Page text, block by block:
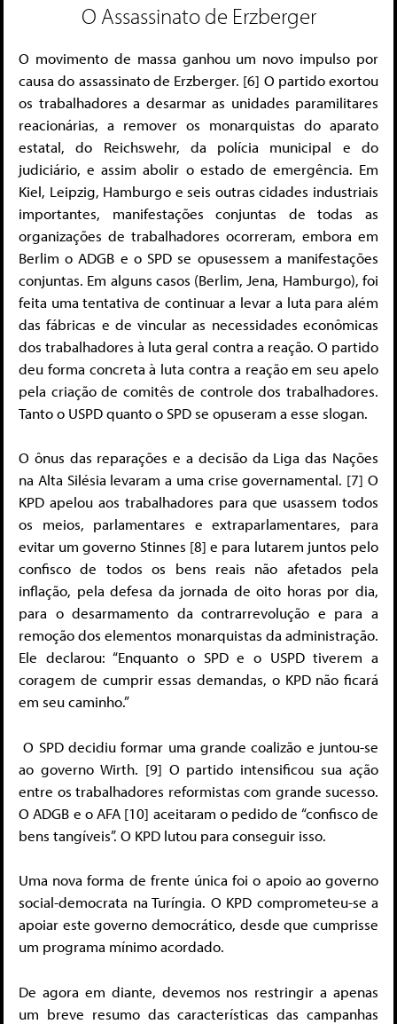
O Assassinato de Erzberger
O movimento de massa ganhou um novo impulso por
causa do assassinato de Erzberger. [6] O partido exortou
os trabalhadores a desarmar as unidades paramilitares
reacionárias, a remover os monarquistas do aparato
estatal, do Reichswehr, da polícia municipal e do
judiciário, e assim abolir o estado de emergência. Em
Kiel, Leipzig, Hamburgo e seis outras cidades industriais
importantes, manifestações conjuntas de todas as
organizações de trabalhadores ocorreram, embora em
Berlim o ADGB e o SPD se opusessem a manifestações
conjuntas. Em alguns casos (Berlim, Jena, Hamburgo), foi
feita uma tentativa de continuar a levar a luta para além
das fábricas e de vincular as necessidades econômicas
dos trabalhadores à luta geral contra a reação. O partido
deu forma concreta à luta contra a reação em seu apelo
pela criação de comitês de controle dos trabalhadores.
Tanto o USPD quanto o SPD se opuseram a esse slogan.
O ônus das reparações e a decisão da Liga das Nações
na Alta Silésia levaram a uma crise governamental. [7] O
KPD apelou aos trabalhadores para que usassem todos
os meios, parlamentares e extraparlamentares, para
evitar um governo Stinnes [8] e para lutarem juntos pelo
confisco de todos os bens reais não afetados pela
inflação, pela defesa da jornada de oito horas por dia,
para o desarmamento da contrarrevolução e para a
remoção dos elementos monarquistas da administração.
Ele declarou: “Enquanto o SPD e o USPD tiverem a
coragem de cumprir essas demandas, o KPD não ficará
em seu caminho.”
O SPD decidiu formar uma grande coalizão e juntou-se
ao governo Wirth. [9] O partido intensificou sua ação
entre os trabalhadores reformistas com grande sucesso.
O ADGB e o AFA [10] aceitaram o pedido de “confisco de
bens tangíveis”. O KPD lutou para conseguir isso.
Uma nova forma de frente única foi o apoio ao governo
social-democrata na Turíngia. O KPD comprometeu-se a
apoiar este governo democrático, desde que cumprisse
um programa mínimo acordado.
De agora em diante, devemos nos restringir a apenas
um breve resumo das características das campanhas